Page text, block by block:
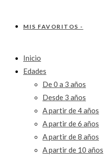
MIS FAVORITOS -
Inicio
Edades
De 0 a 3 años
Desde 3 años
A partir de 4 años
A partir de 6 años
A partir de 8 años
A partir de 10 años